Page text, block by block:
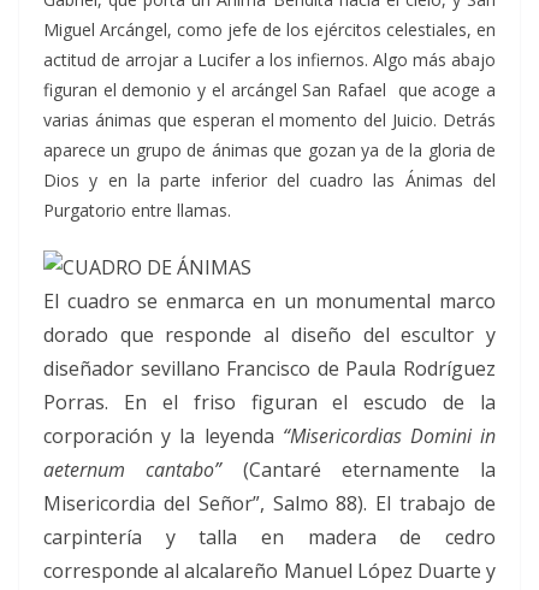
Miguel Arcángel, como jefe de los ejércitos celestiales, en
actitud de arrojar a Lucifer a los infiernos. Algo más abajo
figuran el demonio y el arcángel San Rafael que acoge a
varias ánimas que esperan el momento del Juicio. Detrás
aparece un grupo de ánimas que gozan ya de la gloria de
Dios y en la parte inferior del cuadro las Ánimas del
Purgatorio entre llamas.
El cuadro se enmarca en un monumental marco
dorado que responde al diseño del escultor y
diseñador sevillano Francisco de Paula Rodríguez
Porras. En el friso figuran el escudo de la
corporación y la leyenda “Misericordias Domini in
aeternum cantabo” (Cantaré eternamente la
Misericordia del Señor”, Salmo 88). El trabajo de
carpintería y talla en madera de cedro
corresponde al alcalareño Manuel López Duarte y